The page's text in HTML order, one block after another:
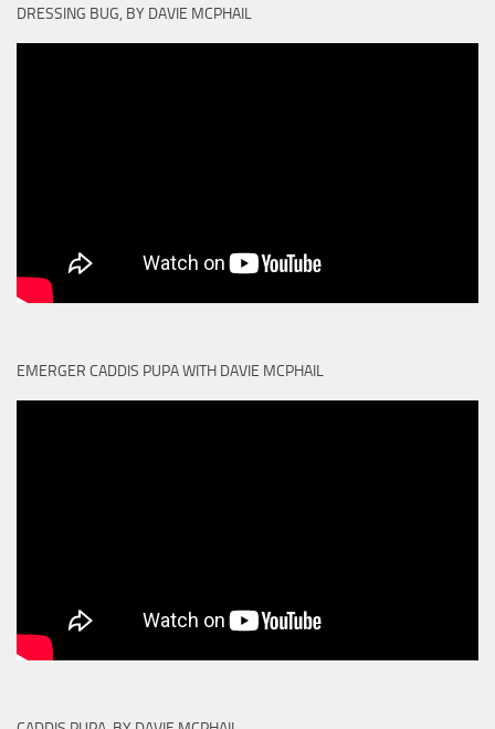
DRESSING BUG, BY DAVIE MCPHAIL
EMERGER CADDIS PUPA WITH DAVIE MCPHAIL